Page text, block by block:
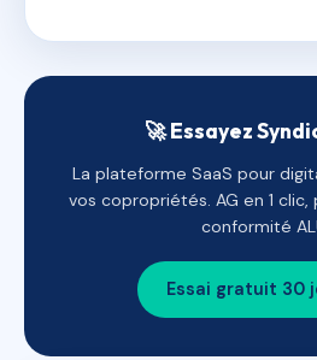
🚀 Essayez
La plateforme SaaS pour
vos copropriétés. AG en 1
conformité
Essai gratuit 30